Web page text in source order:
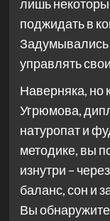
лишь
поджидать в
Задумывались
управлять
Наверняка, но
Угрюмова,
натуропат и
методике, вы
изнутри –
баланс, сон и
Вы